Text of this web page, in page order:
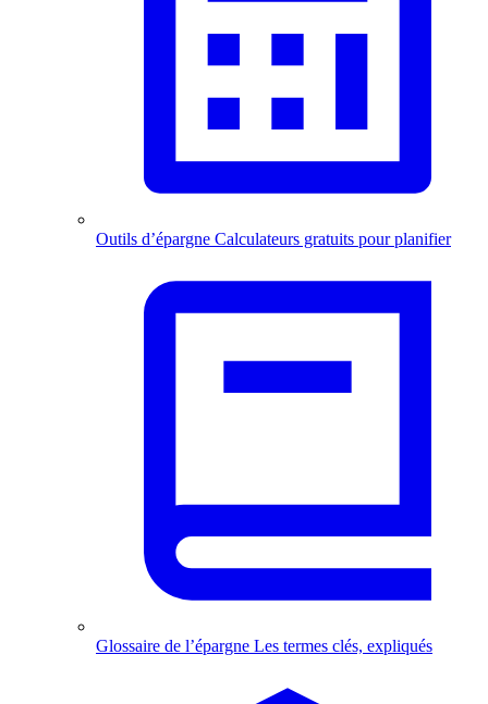
Outils d’épargne Calculateurs gratuits pour planifier
Glossaire de l’épargne Les termes clés, expliqués